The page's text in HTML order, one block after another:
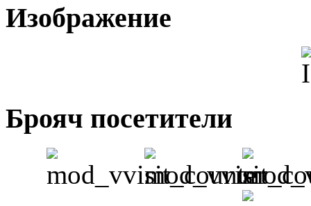
Изображение
Брояч посетители